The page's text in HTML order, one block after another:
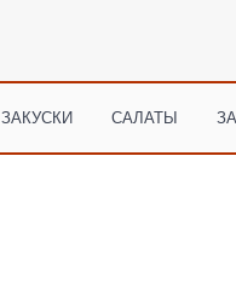
ЗАКУСКИ САЛАТЫ